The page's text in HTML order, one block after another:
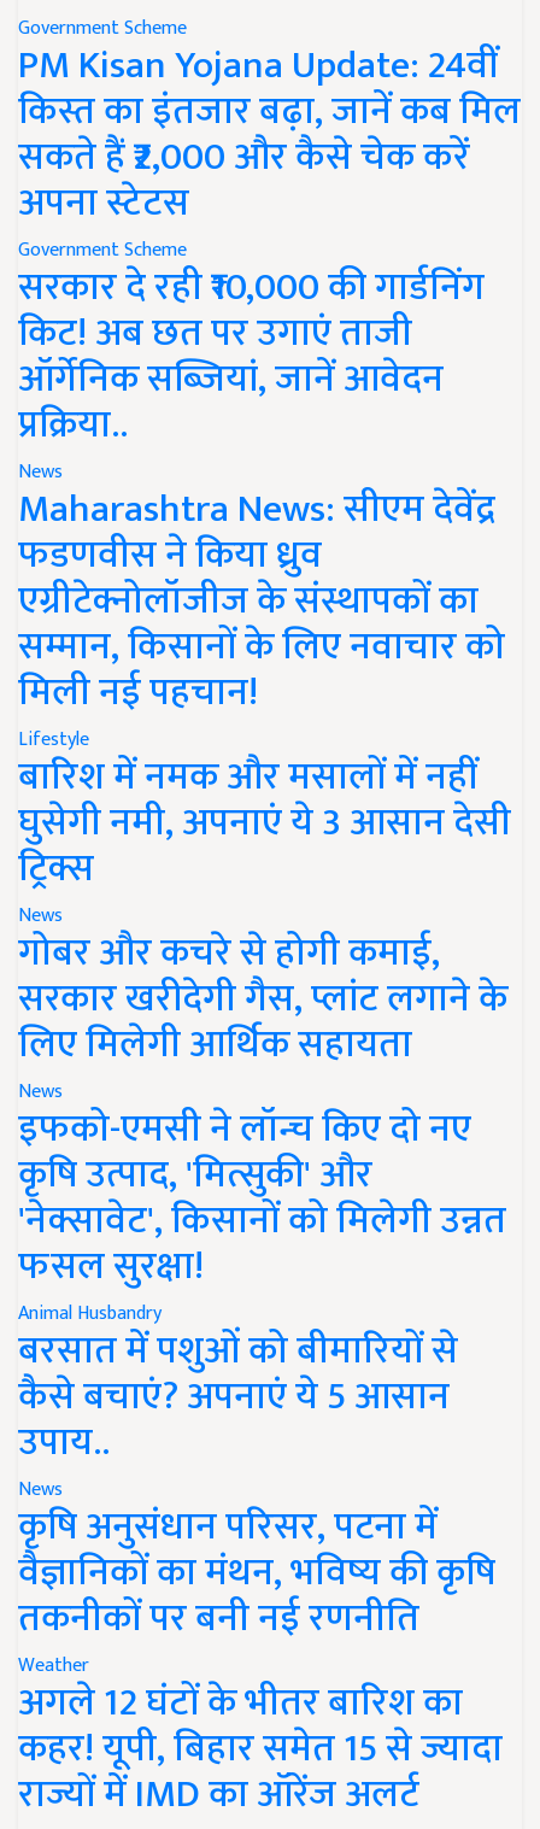
Government Scheme
PM Kisan Yojana Update: 24वीं
किस्त का इंतजार बढ़ा, जानें कब मिल
सकते हैं ₹2,000 और कैसे चेक करें
अपना स्टेटस
Government Scheme
सरकार दे रही ₹10,000 की गार्डनिंग
किट! अब छत पर उगाएं ताजी
ऑर्गेनिक सब्जियां, जानें आवेदन
प्रक्रिया..
News
Maharashtra News: सीएम देवेंद्र
फडणवीस ने किया ध्रुव
एग्रीटेक्नोलॉजीज के संस्थापकों का
सम्मान, किसानों के लिए नवाचार को
मिली नई पहचान!
Lifestyle
बारिश में नमक और मसालों में नहीं
घुसेगी नमी, अपनाएं ये 3 आसान देसी
ट्रिक्स
News
गोबर और कचरे से होगी कमाई,
सरकार खरीदेगी गैस, प्लांट लगाने के
लिए मिलेगी आर्थिक सहायता
News
इफको-एमसी ने लॉन्च किए दो नए
कृषि उत्पाद, 'मित्सुकी' और
'नेक्सावेट', किसानों को मिलेगी उन्नत
फसल सुरक्षा!
Animal Husbandry
बरसात में पशुओं को बीमारियों से
कैसे बचाएं? अपनाएं ये 5 आसान
उपाय..
News
कृषि अनुसंधान परिसर, पटना में
वैज्ञानिकों का मंथन, भविष्य की कृषि
तकनीकों पर बनी नई रणनीति
Weather
अगले 12 घंटों के भीतर बारिश का
कहर! यूपी, बिहार समेत 15 से ज्यादा
राज्यों में IMD का ऑरेंज अलर्ट